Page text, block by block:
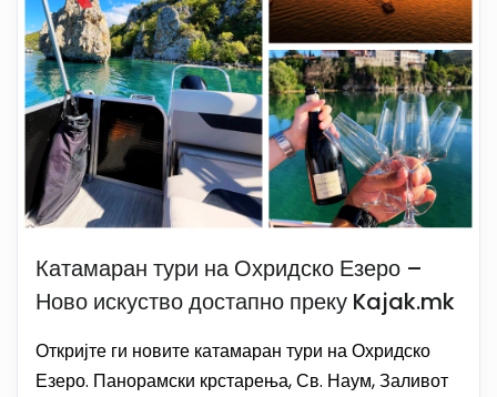
Катамаран тури на Охридско Езеро –
Ново искуство достапно преку Kajak.mk
Откријте ги новите катамаран тури на Охридско
Езеро. Панорамски крстарења, Св. Наум, Заливот